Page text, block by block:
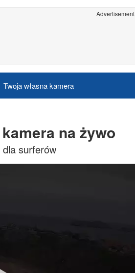
Advertisement
Twoja własna kamera
na żywo
surferów